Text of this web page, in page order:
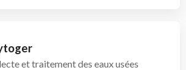
et traitement des eaux usées